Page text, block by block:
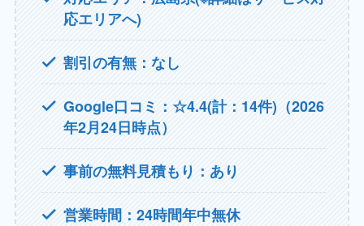
応エリアへ)
割引の有無：なし
Google口コミ：☆4.4(計：14件)（2026
年2月24日時点）
事前の無料見積もり：あり
営業時間：24時間年中無休